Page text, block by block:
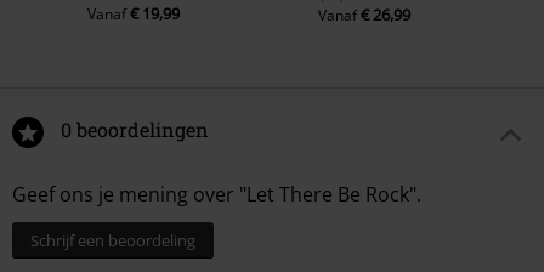
Vanaf€ 19,99 Vanaf€ 26,99
0 beoordelingen
Geef ons je mening over "Let There Be Rock".
Schrijf een beoordeling